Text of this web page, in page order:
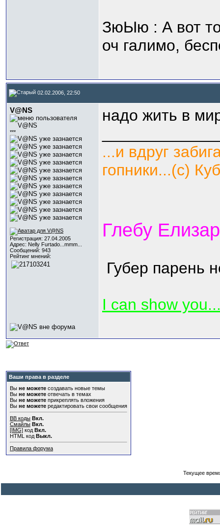
ЗюЫю : А вот
оч галимо,
02.02.2006, 22:50
V@NS
***
Регистрация: 27.04.2005
Адрес: Nelly Furtado...mmm...
Сообщений: 943
Рейтинг мнений:
надо жить в
...и вдруг
гопники...(с)
Глебу
Губер парень
I can show
Ваши права в разделе
Вы не можете создавать новые темы
Вы не можете отвечать в темах
Вы не можете прикреплять вложения
Вы не можете редактировать свои сообщения
BB коды Вкл.
Смайлы Вкл.
[IMG] код Вкл.
HTML код Выкл.
Правила форума
Текущее